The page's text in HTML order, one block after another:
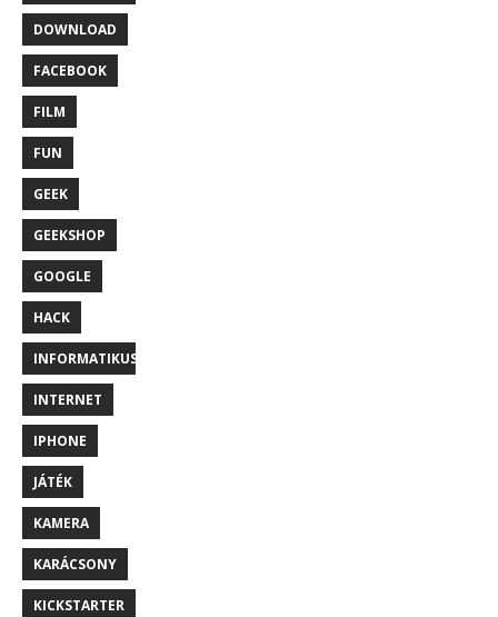
DOWNLOAD
FACEBOOK
FILM
FUN
GEEK
GEEKSHOP
GOOGLE
HACK
INFORMATIKUS
INTERNET
IPHONE
JÁTÉK
KAMERA
KARÁCSONY
KICKSTARTER